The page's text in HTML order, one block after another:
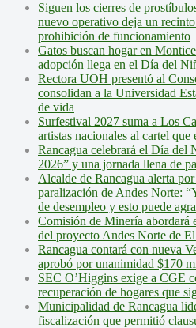
Siguen los cierres de
nuevo operativo deja un
prohibición de funcionamiento
Gatos buscan hogar en
adopción llega en el Día del
Rectora UOH presentó al
consolidan a la Universidad
de vida
Surfestival 2027 suma a Los
artistas nacionales al cartel que
Rancagua celebrará el Día del
2026” y una jornada llena de
Alcalde de Rancagua alerta
paralización de Andes Norte:
de desempleo y esto puede
Comisión de Minería abordará
del proyecto Andes Norte de
Rancagua contará con nueva
aprobó por unanimidad $170
SEC O’Higgins exige a CGE
recuperación de hogares que
Municipalidad de Rancagua
fiscalización que permitió